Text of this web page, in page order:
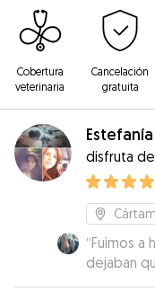
Cobertura
veterinaria
Cancelación
gratuita
Estefanía
disfruta
mascota
“Fuimos a
dejaban
del hotel.